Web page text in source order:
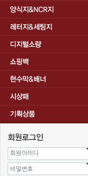
회원아이디
비밀번호